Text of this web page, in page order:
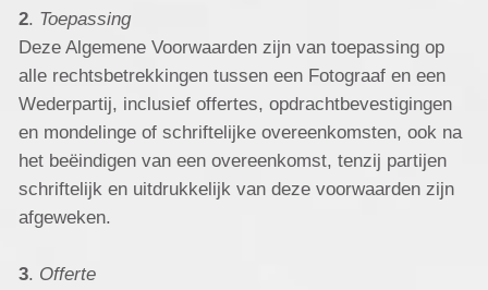
2. Toepassing
Deze Algemene Voorwaarden zijn van toepassing op
alle rechtsbetrekkingen tussen een Fotograaf en een
Wederpartij, inclusief offertes, opdrachtbevestigingen
en mondelinge of schriftelijke overeenkomsten, ook na
het beëindigen van een overeenkomst, tenzij partijen
schriftelijk en uitdrukkelijk van deze voorwaarden zijn
afgeweken.
3. Offerte